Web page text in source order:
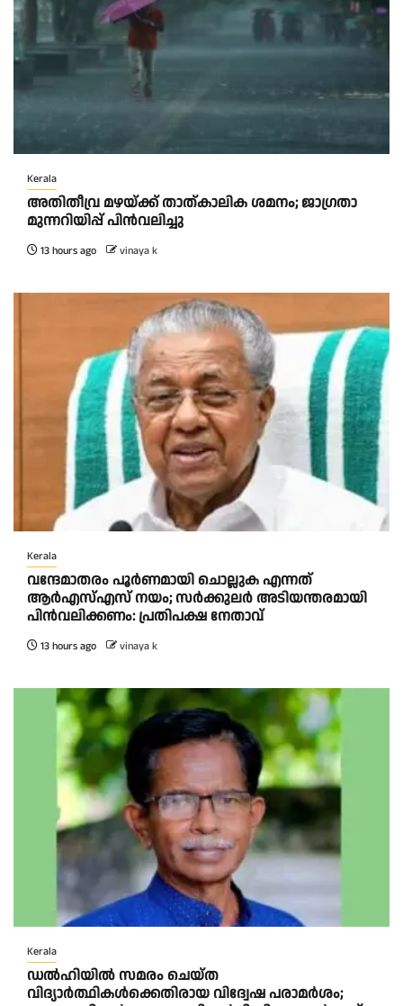
Kerala
അ​തി​തീ​വ്ര മ​ഴ​യ്ക്ക് താ​ത്കാ​ലി​ക ശ​മ​നം; ജാ​ഗ്ര​താ
മു​ന്ന​റി​യി​പ്പ് പി​ന്‍​വ​ലി​ച്ചു
13 hours ago vinaya k
Kerala
വന്ദേമാതരം പൂർണമായി ചൊല്ലുക എന്നത്
ആര്‍എസ്എസ് നയം; സര്‍ക്കുലര്‍ അടിയന്തരമായി
പിന്‍വലിക്കണം: പ്രതിപക്ഷ നേതാവ്
13 hours ago vinaya k
Kerala
ഡൽഹിയിൽ സമരം ചെയ്ത
വിദ്യാർത്ഥികൾക്കെതിരായ വിദ്വേഷ പരാമർശം;